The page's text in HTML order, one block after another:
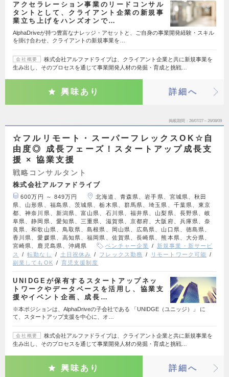
アクセラレーション事業のリードコンサル
タントとして、クライアント企業の新規事
業立ち上げをハンズオンで…
AlphaDriveが持つ豊富なナレッジ・アセットと、ご自身の事業開発経験・スキル
を掛け合わせ、クライアントの新規事業を…
会社概要
株式会社アルファドライブは、クライアント企業と共に新規事業を
生み出し、そのプロセスを通じて事業開発人材の発掘・育成と挑戦…
興味あり 詳細へ
掲載期間 26/07/27～26/08/09
☆フルリモート・スーパーフレックスOK☆自
由度◎ 成長フェーズ！スタートアップ成長支
援 × 協業支援
戦略コンサルタント
株式会社アルファドライブ
600万円 ～ 849万円
北海道、青森県、岩手県、宮城県、秋田
県、山形県、福島県、茨城県、栃木県、群馬県、埼玉県、千葉県、東京
都、神奈川県、新潟県、富山県、石川県、福井県、山梨県、長野県、岐
阜県、静岡県、愛知県、三重県、滋賀県、京都府、大阪府、兵庫県、奈
良県、和歌山県、鳥取県、島根県、岡山県、広島県、山口県、徳島県、
香川県、愛媛県、高知県、福岡県、佐賀県、長崎県、熊本県、大分県、
宮崎県、鹿児島県、沖縄県
ベンチャー企業
新規事業・新サービ
ス
転勤なし 土日祝休み フレックス勤務
リモートワーク可能
副業してもOK
育児支援制度
UNIDGEが保有するスタートアップネッ
トワークやデータベースを活用し、協業支
援やイベント企画、成長…
※本ポジションは、AlphaDriveの子会社である 「UNIDGE（ユニッジ）」 に
て、スタートアップ支援を中心に、オ…
会社概要
株式会社アルファドライブは、クライアント企業と共に新規事業を
生み出し、そのプロセスを通じて事業開発人材の発掘・育成と挑戦…
興味あり 詳細へ